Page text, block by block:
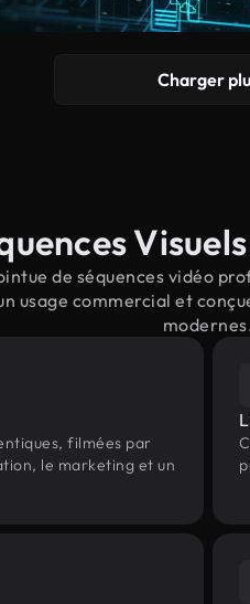
Charger
de séquences vidéo
usage commercial et
filmées par
le marketing et un